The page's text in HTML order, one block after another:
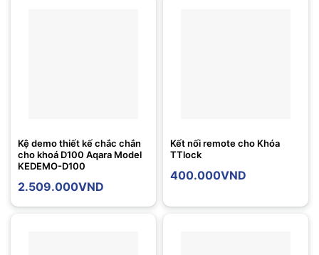
Kệ demo thiết kế chắc chắn
cho khoá D100 Aqara Model
KEDEMO-D100
2.509.000VND
Kết nối remote cho Khóa
TTlock
400.000VND